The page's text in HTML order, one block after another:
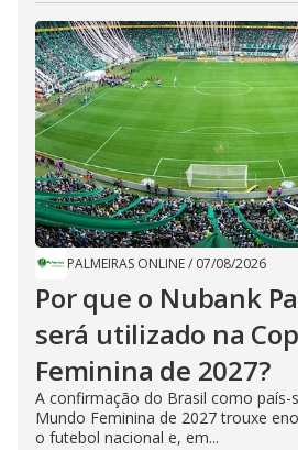
PALMEIRAS ONLINE/ 07/08/2026
Por que o Nubank
será utilizado na
Feminina de 2027?
A confirmação do Brasil como país-
Mundo Feminina de 2027 trouxe
o futebol nacional e, em...